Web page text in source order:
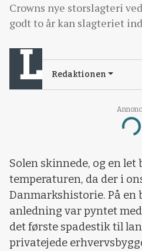
Loading...
Crowns nye storslagteri
godt to år kan slagteriet
Redaktionen
Solen skinnede, og en
temperaturen, da der i
Danmarkshistorie. På en
anledning var pyntet
det første spadestik til
privatejede